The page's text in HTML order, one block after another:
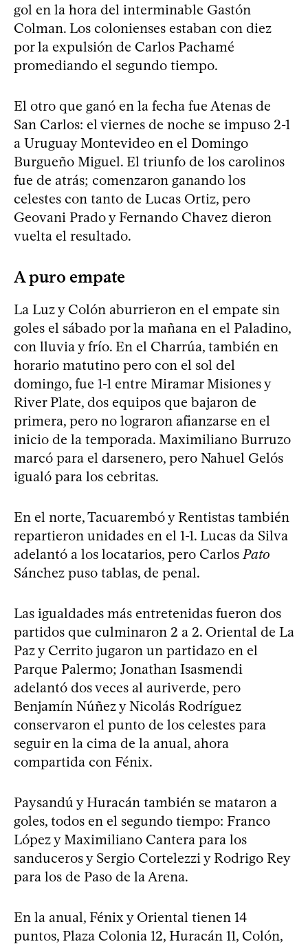
gol en la hora del interminable Gastón
Colman. Los colonienses estaban con diez
por la expulsión de Carlos Pachamé
promediando el segundo tiempo.
El otro que ganó en la fecha fue Atenas de
San Carlos: el viernes de noche se impuso 2-1
a Uruguay Montevideo en el Domingo
Burgueño Miguel. El triunfo de los carolinos
fue de atrás; comenzaron ganando los
celestes con tanto de Lucas Ortiz, pero
Geovani Prado y Fernando Chavez dieron
vuelta el resultado.
A puro empate
La Luz y Colón aburrieron en el empate sin
goles el sábado por la mañana en el Paladino,
con lluvia y frío. En el Charrúa, también en
horario matutino pero con el sol del
domingo, fue 1-1 entre Miramar Misiones y
River Plate, dos equipos que bajaron de
primera, pero no lograron afianzarse en el
inicio de la temporada. Maximiliano Burruzo
marcó para el darsenero, pero Nahuel Gelós
igualó para los cebritas.
En el norte, Tacuarembó y Rentistas también
repartieron unidades en el 1-1. Lucas da Silva
adelantó a los locatarios, pero Carlos Pato
Sánchez puso tablas, de penal.
Las igualdades más entretenidas fueron dos
partidos que culminaron 2 a 2. Oriental de La
Paz y Cerrito jugaron un partidazo en el
Parque Palermo; Jonathan Isasmendi
adelantó dos veces al auriverde, pero
Benjamín Núñez y Nicolás Rodríguez
conservaron el punto de los celestes para
seguir en la cima de la anual, ahora
compartida con Fénix.
Paysandú y Huracán también se mataron a
goles, todos en el segundo tiempo: Franco
López y Maximiliano Cantera para los
sanduceros y Sergio Cortelezzi y Rodrigo Rey
para los de Paso de la Arena.
En la anual, Fénix y Oriental tienen 14
puntos, Plaza Colonia 12, Huracán 11, Colón,